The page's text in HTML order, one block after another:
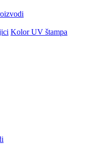
Kolor UV štampa